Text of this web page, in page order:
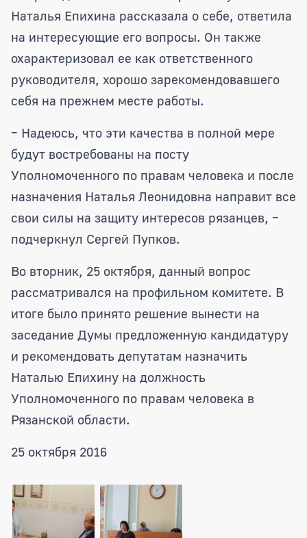
Наталья Епихина рассказала о себе, ответила
на интересующие его вопросы. Он также
охарактеризовал ее как ответственного
руководителя, хорошо зарекомендовавшего
себя на прежнем месте работы.
– Надеюсь, что эти качества в полной мере
будут востребованы на посту
Уполномоченного по правам человека и после
назначения Наталья Леонидовна направит все
свои силы на защиту интересов рязанцев, –
подчеркнул Сергей Пупков.
Во вторник, 25 октября, данный вопрос
рассматривался на профильном комитете. В
итоге было принято решение вынести на
заседание Думы предложенную кандидатуру
и рекомендовать депутатам назначить
Наталью Епихину на должность
Уполномоченного по правам человека в
Рязанской области.
25 октября 2016